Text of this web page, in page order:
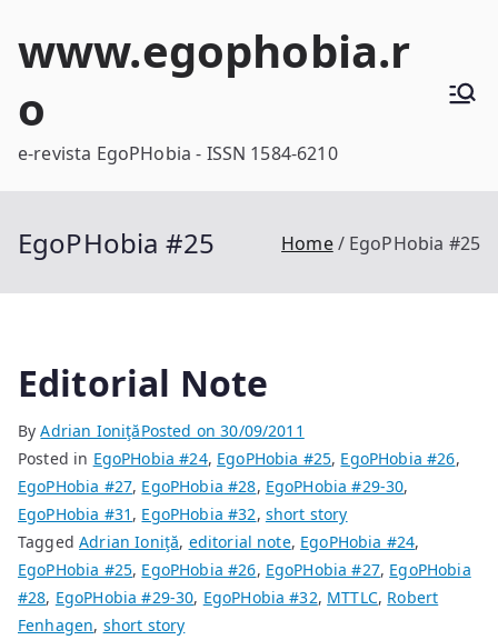
www.egophobia.r
o
e-revista EgoPHobia - ISSN 1584-6210
EgoPHobia #25 Home EgoPHobia #25
Editorial Note
ByAdrian IoniţăPosted on30/09/2011
Posted in EgoPHobia #24, EgoPHobia #25, EgoPHobia #26,
EgoPHobia #27, EgoPHobia #28, EgoPHobia #29-30,
EgoPHobia #31 , EgoPHobia #32, short story
TaggedAdrian Ioniţă, editorial note, EgoPHobia #24,
EgoPHobia #25, EgoPHobia #26, EgoPHobia #27, EgoPHobia
#28, EgoPHobia #29-30, EgoPHobia #32, MTTLC, Robert
Fenhagen, short story